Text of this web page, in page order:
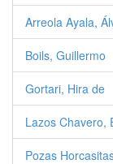
Arreola Ayala,
Boils, Guillermo
Gortari, Hira de
Lazos Chavero,
Pozas